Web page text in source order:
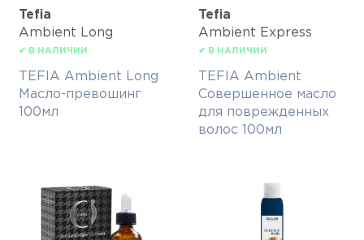
Tefia
Ambient Long
✔ В НАЛИЧИИ
TEFIA Ambient Long
Масло-превошинг
100мл
Tefia
Ambient Express
✔ В НАЛИЧИИ
TEFIA Ambient
Совершенное масло
для поврежденных
волос 100мл